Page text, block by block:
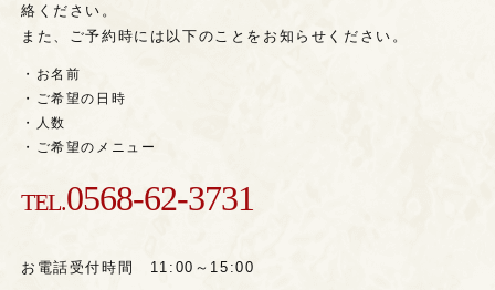
絡ください。
また、ご予約時には以下のことをお知らせください。
・お名前
・ご希望の日時
・人数
・ご希望のメニュー
TEL.0568-62-3731
お電話受付時間 11:00～15:00